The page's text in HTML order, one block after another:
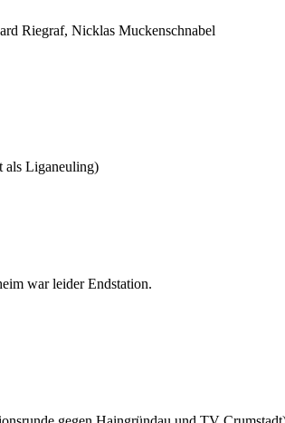
Riegraf, Nicklas Muckenschnabel
als Liganeuling)
war leider Endstation.